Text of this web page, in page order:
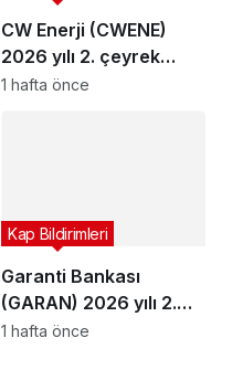
CW Enerji (CWENE)
2026 yılı 2. çeyrek
bilançosunu açıkladı
1 hafta önce
Garanti Bankası
(GARAN) 2026 yılı 2.
çeyrek bilançosunu
Kap Bildirimleri
1 hafta önce